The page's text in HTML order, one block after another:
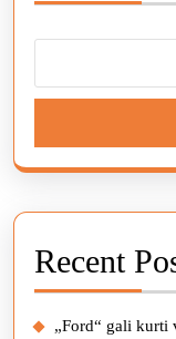
Recent
„Ford“ gali kurti